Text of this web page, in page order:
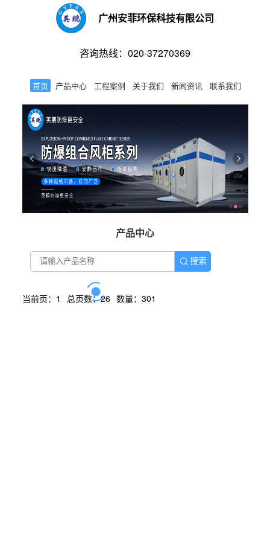
广州安菲环保科技有限公司
咨询热线：020-37270369
首页 产品中心 工程案例 关于我们 新闻资讯 联系我们
产品中心
当前页：1 总页数：26 数量：301
搜索